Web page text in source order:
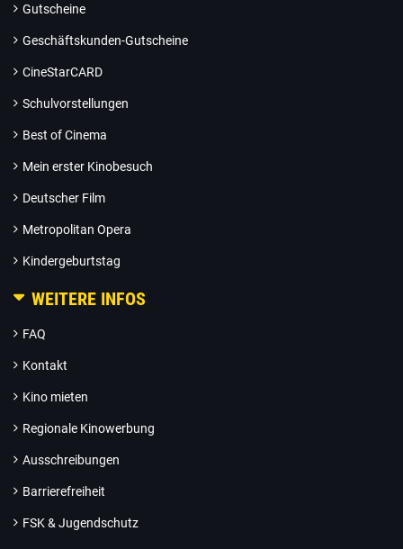
Gutscheine
Geschäftskunden-Gutscheine
CineStarCARD
Schulvorstellungen
Best of Cinema
Mein erster Kinobesuch
Deutscher Film
Metropolitan Opera
Kindergeburtstag
WEITERE INFOS
FAQ
Kontakt
Kino mieten
Regionale Kinowerbung
Ausschreibungen
Barrierefreiheit
FSK & Jugendschutz